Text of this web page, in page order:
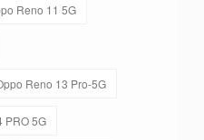
Reno 11 5G
Reno 13 Pro-5G
PRO 5G